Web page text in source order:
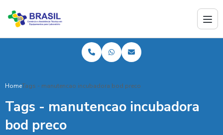
HomeTags - manutencao incubadora bod preco
Tags - manutencao incubadora
bod preco